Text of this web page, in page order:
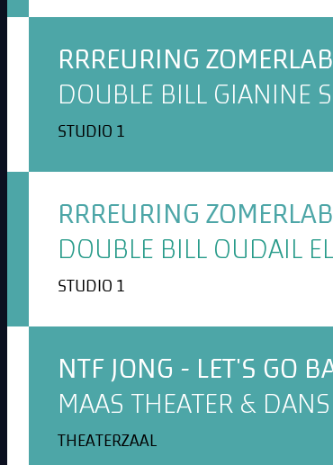
RRREURING
DOUBLE BILL GIANINE
STUDIO 1
RRREURING
DOUBLE BILL OUDAIL
STUDIO 1
NTF JONG - LET'S GO
MAAS THEATER & DANS
THEATERZAAL